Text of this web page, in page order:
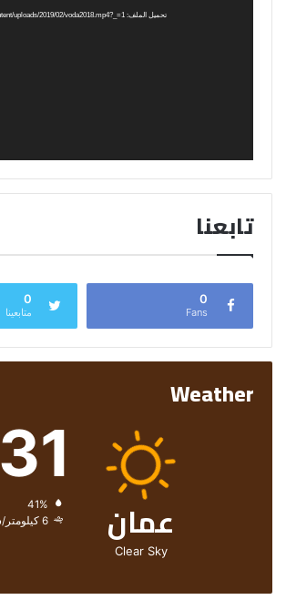
تحميل الملف: http://7areer.com/wp-content/uploads/2019/02/voda2018.mp4?_=1
تابعنا
0
Fans
0
متابعينا
Weather
عمان
Clear Sky
31
الرطوبة:
الرياح: